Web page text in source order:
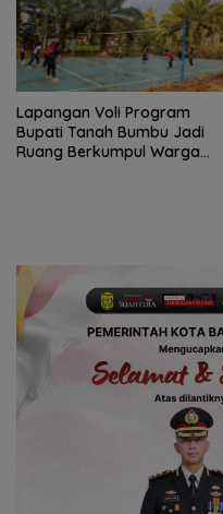
Lapangan Voli Program
Bupati Tanah Bumbu Jadi
Ruang Berkumpul Warga